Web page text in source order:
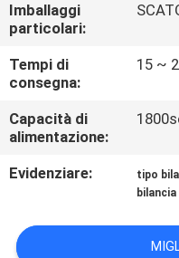
CONTROLLO
DELLA
QUALITÀ
Imballaggi
particolari:
Tempi di
consegna:
15 ~
Capacità di
alimentazione:
Evidenziare: tipo